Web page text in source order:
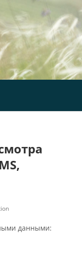
данными: